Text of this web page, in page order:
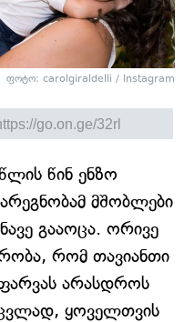
ფოტო: carolgiraldelli / Instagram
წინ ენზო
მშობლები
გააოცა. ორივე
რომ თავიანთი
არასდროს
ყოველთვის